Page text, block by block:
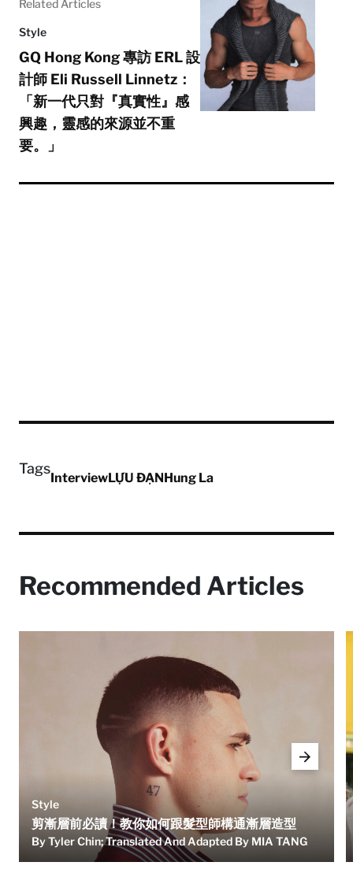
Related Articles
Style
GQ Hong Kong 專訪 ERL 設
計師 Eli Russell Linnetz：
「新一代只對『真實性』感
興趣，靈感的來源並不重
要。」
Tags
InterviewLỰU ĐẠNHung La
Recommended Articles
Style
剪漸層前必讀！教你如何跟髮型師構通漸層造型
By Tyler Chin; Translated And Adapted By MIA TANG